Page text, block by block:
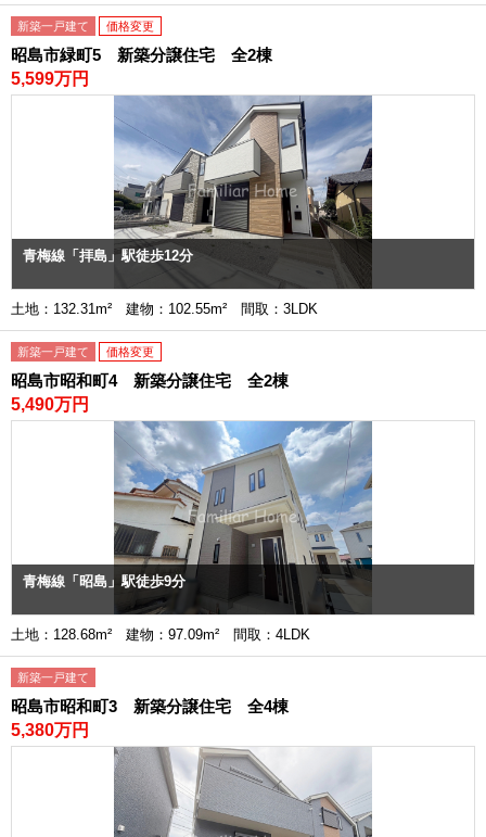
新築一戸建て 価格変更
昭島市緑町5 新築分譲住宅 全2棟
5,599万円
青梅線「拝島」駅徒歩12分
土地：132.31m² 建物：102.55m² 間取：3LDK
新築一戸建て 価格変更
昭島市昭和町4 新築分譲住宅 全2棟
5,490万円
青梅線「昭島」駅徒歩9分
土地：128.68m² 建物：97.09m² 間取：4LDK
新築一戸建て
昭島市昭和町3 新築分譲住宅 全4棟
5,380万円